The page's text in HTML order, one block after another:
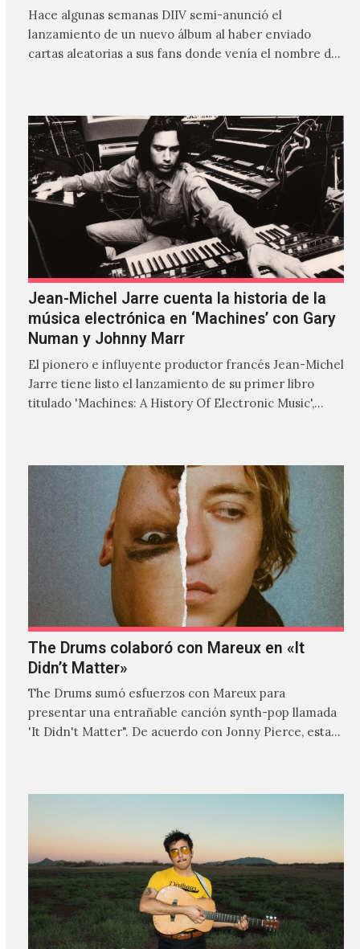
Hace algunas semanas DIIV semi-anunció el
lanzamiento de un nuevo álbum al haber enviado
cartas aleatorias a sus fans donde venía el nombre de
Jean-Michel Jarre cuenta la historia de la
música electrónica en ‘Machines’ con Gary
Numan y Johnny Marr
El pionero e influyente productor francés Jean-Michel
Jarre tiene listo el lanzamiento de su primer libro
titulado 'Machines: A History Of Electronic Music',
The Drums colaboró con Mareux en «It
Didn’t Matter»
The Drums sumó esfuerzos con Mareux para
presentar una entrañable canción synth-pop llamada
'It Didn't Matter". De acuerdo con Jonny Pierce, esta